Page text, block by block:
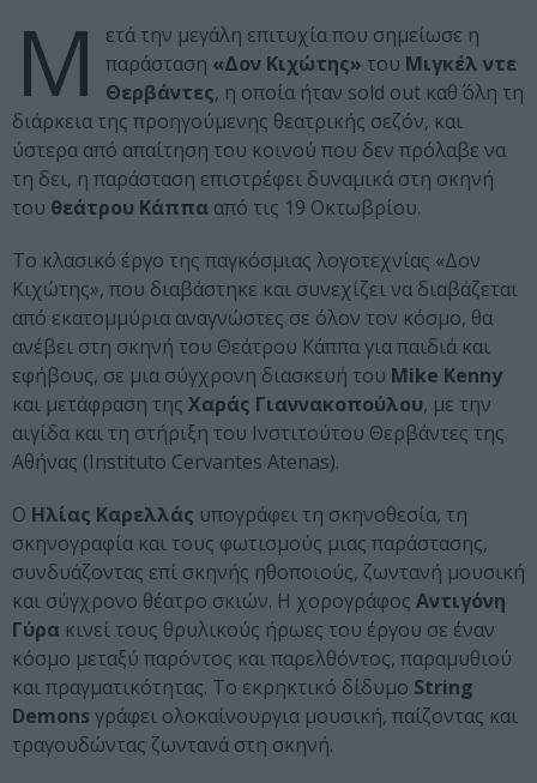
Μ
ετά την μεγάλη επιτυχία που σημείωσε η
παράσταση «Δον Κιχώτης» του Μιγκέλ ντε
Θερβάντες, η οποία ήταν sold out καθ΄ όλη τη
διάρκεια της προηγούμενης θεατρικής σεζόν, και
ύστερα από απαίτηση του κοινού που δεν πρόλαβε να
τη δει, η παράσταση επιστρέφει δυναμικά στη σκηνή
του θεάτρου Κάππα από τις 19 Οκτωβρίου.
Το κλασικό έργο της παγκόσμιας λογοτεχνίας «Δον
Κιχώτης», που διαβάστηκε και συνεχίζει να διαβάζεται
από εκατομμύρια αναγνώστες σε όλον τον κόσμο, θα
ανέβει στη σκηνή του Θεάτρου Κάππα για παιδιά και
εφήβους, σε μια σύγχρονη διασκευή του Mike Kenny
και μετάφραση της Χαράς Γιαννακοπούλου, με την
αιγίδα και τη στήριξη του Ινστιτούτου Θερβάντες της
Αθήνας (Instituto Cervantes Atenas).
Ο Ηλίας Καρελλάς υπογράφει τη σκηνοθεσία, τη
σκηνογραφία και τους φωτισμούς μιας παράστασης,
συνδυάζοντας επί σκηνής ηθοποιούς, ζωντανή μουσική
και σύγχρονο θέατρο σκιών. Η χορογράφος Αντιγόνη
Γύρα κινεί τους θρυλικούς ήρωες του έργου σε έναν
κόσμο μεταξύ παρόντος και παρελθόντος, παραμυθιού
και πραγματικότητας. Το εκρηκτικό δίδυμο String
Demonsγράφει ολοκαίνουργια μουσική, παίζοντας και
τραγουδώντας ζωντανά στη σκηνή.